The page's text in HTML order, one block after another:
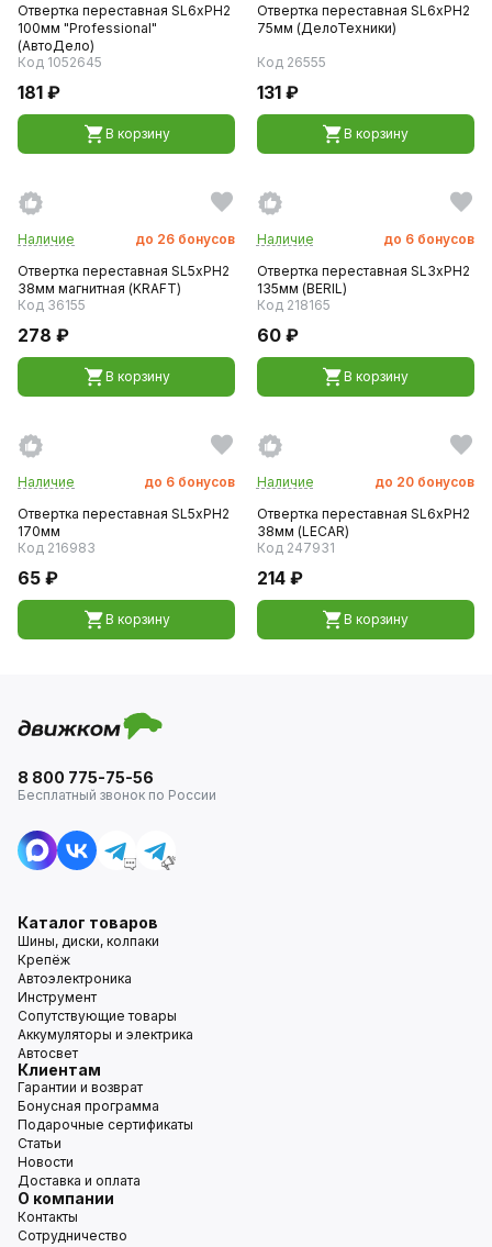
Отвертка переставная SL6хPH2
100мм "Professional"
(АвтоДело)
Код 1052645
181 ₽
В корзину
Отвертка переставная SL6хPH2
75мм (ДелоТехники)
Код 26555
131 ₽
В корзину
Наличие до 26 бонусов
Отвертка переставная SL5хPH2
38мм магнитная (KRAFT)
Код 36155
278 ₽
В корзину
Наличие до 6 бонусов
Отвертка переставная SL3хPH2
135мм (BERIL)
Код 218165
60 ₽
В корзину
Наличие до 6 бонусов
Отвертка переставная SL5хPH2
170мм
Код 216983
65 ₽
В корзину
Наличие до 20 бонусов
Отвертка переставная SL6хPH2
38мм (LECAR)
Код 247931
214 ₽
В корзину
8 800 775-75-56
Бесплатный звонок по России
Каталог товаров
Шины, диски, колпаки
Крепёж
Автоэлектроника
Инструмент
Сопутствующие товары
Аккумуляторы и электрика
Автосвет
Клиентам
Гарантии и возврат
Бонусная программа
Подарочные сертификаты
Статьи
Новости
Доставка и оплата
О компании
Контакты
Сотрудничество